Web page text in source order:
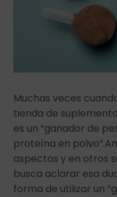
Muchas veces
tienda de
es un “ganador de
proteína en
aspectos y en otros
busca aclarar esa
forma de utilizar un